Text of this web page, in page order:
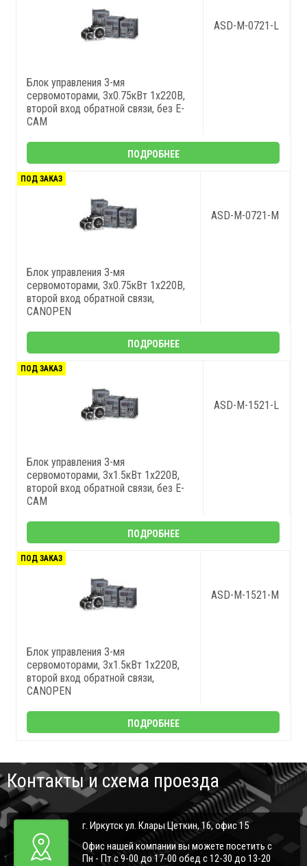
ASD-M-0721-L
Блок управления 3-мя
сервомоторами, 3x0.75кВт 1x220В,
второй вход обратной связи, без E-
CAM
ПОДРОБНЕЕ
ПОД ЗАКАЗ
ASD-M-0721-M
Блок управления 3-мя
сервомоторами, 3x0.75кВт 1x220В,
второй вход обратной связи,
CANOPEN
ПОДРОБНЕЕ
ПОД ЗАКАЗ
ASD-M-1521-L
Блок управления 3-мя
сервомоторами, 3x1.5кВт 1x220В,
второй вход обратной связи, без E-
CAM
ПОДРОБНЕЕ
ПОД ЗАКАЗ
ASD-M-1521-M
Блок управления 3-мя
сервомоторами, 3x1.5кВт 1x220В,
второй вход обратной связи,
CANOPEN
ПОДРОБНЕЕ
Контакты и схема проезда
г. Иркутск ул. Клары Цеткин, 16, офис 15
Офис нашей компании вы можете посетить с
Пн - Пт с 9-00 до 17-00 обед с 12-30 до 13-20